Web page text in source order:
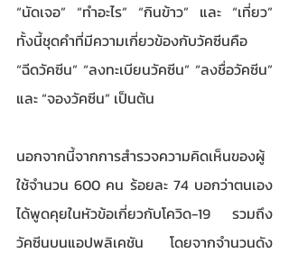
“นัดเจอ” “ทำอะไร” “กินข้าว” และ “เที่ยว”
ทั้งนี้ชุดคำที่มีความเกี่ยวข้องกับวัคซีนคือ
“ฉีดวัคซีน” “ลงทะเบียนวัคซีน” “ลงชื่อวัคซีน”
และ “จองวัคซีน” เป็นต้น
นอกจากนี้จากการสำรวจความคิดเห็นของผู้
ใช้จำนวน 600 คน ร้อยละ 74 บอกว่าตนเอง
ได้พูดคุยในหัวข้อเกี่ยวกับโควิด-19 รวมถึง
วัคซีนบนแอปพลิเคชัน โดยจากจำนวนดัง